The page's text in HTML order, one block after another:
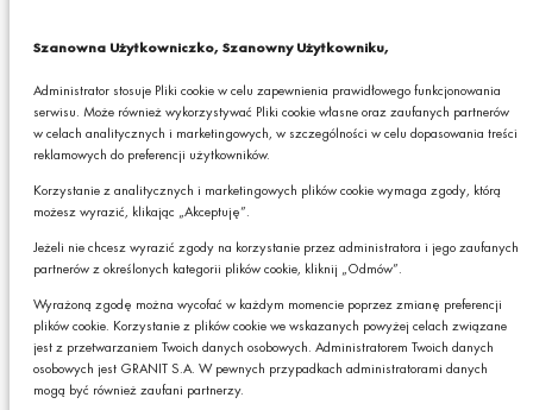
Szanowna Użytkowniczko, Szanowny Użytkowniku,
Administrator stosuje Pliki cookie w celu zapewnienia prawidłowego funkcjonowania
serwisu. Może również wykorzystywać Pliki cookie własne oraz zaufanych partnerów
w celach analitycznych i marketingowych, w szczególności w celu dopasowania treści
reklamowych do preferencji użytkowników.
Korzystanie z analitycznych i marketingowych plików cookie wymaga zgody, którą
możesz wyrazić, klikając „Akceptuję”.
Jeżeli nie chcesz wyrazić zgody na korzystanie przez administratora i jego zaufanych
partnerów z określonych kategorii plików cookie, kliknij „Odmów”.
Wyrażoną zgodę można wycofać w każdym momencie poprzez zmianę preferencji
plików cookie. Korzystanie z plików cookie we wskazanych powyżej celach związane
jest z przetwarzaniem Twoich danych osobowych. Administratorem Twoich danych
osobowych jest GRANIT S.A. W pewnych przypadkach administratorami danych
mogą być również zaufani partnerzy.
adres e-mail newslettera z informacjami o ciekawych promocjach,
produktach lub usługach GRANIT S.A.*
* Pola obowiązkowe
Podając swój adres e-mail wyrażasz zgodę na otrzymywanie drogą elektroniczną,
produktach lub usługach GRANIT S.A. oraz zgodę na przetwarzanie przez GRANIT
S.A. Twoich danych osobowych w postaci tego adresu e-mail. Szczegółowe zasady
W każdej chwili możesz zrezygnować z subskrybcji.
Zapisz
Czy chcesz,
żebyśmy do Ciebie
oddzwonili?